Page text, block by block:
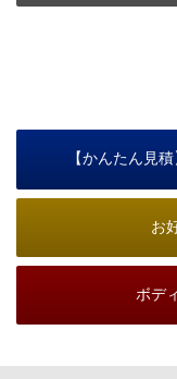
【かんたん見
お
ボデ